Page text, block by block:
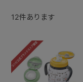
12件あります